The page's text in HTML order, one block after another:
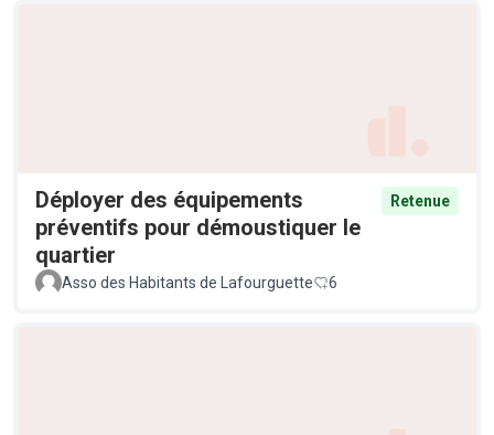
Déployer des équipements
préventifs pour démoustiquer le
quartier
Retenue
Asso des Habitants de Lafourguette 6